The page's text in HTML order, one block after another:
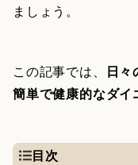
ましょう。
この記事では、
日々
簡単で健康的なダイ
目次